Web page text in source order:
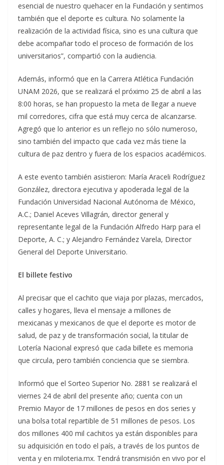
esencial de nuestro quehacer en la Fundación y sentimos
también que el deporte es cultura. No solamente la
realización de la actividad física, sino es una cultura que
debe acompañar todo el proceso de formación de los
universitarios”, compartió con la audiencia.
Además, informó que en la Carrera Atlética Fundación
UNAM 2026, que se realizará el próximo 25 de abril a las
8:00 horas, se han propuesto la meta de llegar a nueve
mil corredores, cifra que está muy cerca de alcanzarse.
Agregó que lo anterior es un reflejo no sólo numeroso,
sino también del impacto que cada vez más tiene la
cultura de paz dentro y fuera de los espacios académicos.
A este evento también asistieron: María Araceli Rodríguez
González, directora ejecutiva y apoderada legal de la
Fundación Universidad Nacional Autónoma de México,
A.C.; Daniel Aceves Villagrán, director general y
representante legal de la Fundación Alfredo Harp para el
Deporte, A. C.; y Alejandro Fernández Varela, Director
General del Deporte Universitario.
El billete festivo
Al precisar que el cachito que viaja por plazas, mercados,
calles y hogares, lleva el mensaje a millones de
mexicanas y mexicanos de que el deporte es motor de
salud, de paz y de transformación social, la titular de
Lotería Nacional expresó que cada billete es memoria
que circula, pero también conciencia que se siembra.
Informó que el Sorteo Superior No. 2881 se realizará el
viernes 24 de abril del presente año; cuenta con un
Premio Mayor de 17 millones de pesos en dos series y
una bolsa total repartible de 51 millones de pesos. Los
dos millones 400 mil cachitos ya están disponibles para
su adquisición en todo el país, a través de los puntos de
venta y en miloteria.mx. Tendrá transmisión en vivo por el